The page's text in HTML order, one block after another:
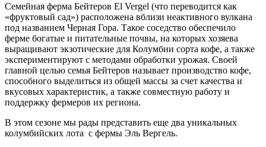
Семейная ферма Бейтеров El Vergel (что переводится как
«фруктовый сад») расположена вблизи неактивного вулкана
под названием Черная Гора. Такое соседство обеспечило
ферме богатые и питательные почвы, на которых хозяева
выращивают экзотические для Колумбии сорта кофе, а также
экспериментируют с методами обработки урожая. Своей
главной целью семья Бейтеров называет производство кофе,
способного выделиться из общей массы за счет качества и
вкусовых характеристик, а также совместную работу и
поддержку фермеров их региона.
В этом сезоне мы рады представить еще два уникальных
колумбийских лота с фермы Эль Вергель.